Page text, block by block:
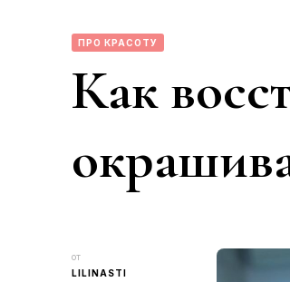
ПРО КРАСОТУ
Как
от
LILINASTI